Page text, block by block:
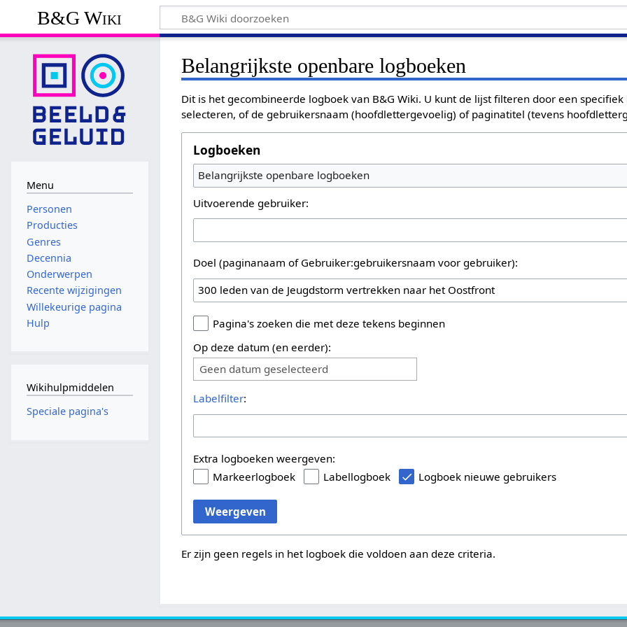
B&G Wiki
Belangrijkste openbare logboeken
Dit is het gecombineerde logboek van B&G Wiki. U kunt de lijst filteren door een
selecteren, of de gebruikersnaam (hoofdlettergevoelig) of paginatitel (tevens
Logboeken
Belangrijkste openbare logboeken
Uitvoerende gebruiker:
Doel (paginanaam of Gebruiker:gebruikersnaam voor gebruiker):
Pagina's zoeken die met deze tekens beginnen
Op deze datum (en eerder):
Geen datum geselecteerd
Labelfilter:
Extra logboeken weergeven:
Markeerlogboek
Labellogboek Logboek nieuwe gebruikers
Weergeven
Er zijn geen regels in het logboek die voldoen aan deze criteria.
Menu
Personen
Producties
Genres
Decennia
Onderwerpen
Recente wijzigingen
Willekeurige pagina
Hulp
Wikihulpmiddelen
Speciale pagina's